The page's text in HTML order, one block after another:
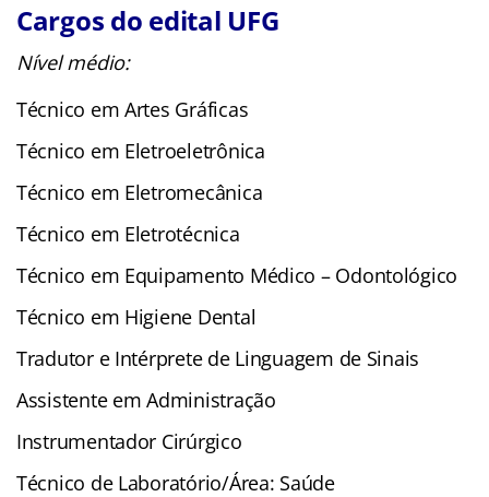
Cargos do edital UFG
Nível médio:
Técnico em Artes Gráficas
Técnico em Eletroeletrônica
Técnico em Eletromecânica
Técnico em Eletrotécnica
Técnico em Equipamento Médico – Odontológico
Técnico em Higiene Dental
Tradutor e Intérprete de Linguagem de Sinais
Assistente em Administração
Instrumentador Cirúrgico
Técnico de Laboratório/Área: Saúde